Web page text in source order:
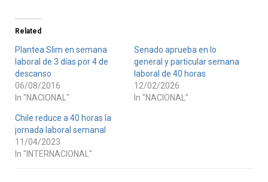
Related
Plantea Slim en semana
laboral de 3 días por 4 de
descanso
06/08/2016
In "NACIONAL"
Senado aprueba en lo
general y particular semana
laboral de 40 horas
12/02/2026
In "NACIONAL"
Chile reduce a 40 horas la
jornada laboral semanal
11/04/2023
In "INTERNACIONAL"